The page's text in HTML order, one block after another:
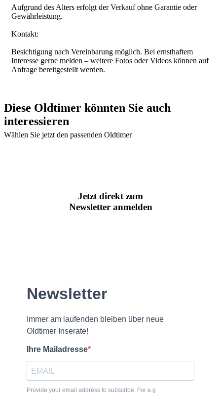
Aufgrund des Alters erfolgt der Verkauf ohne Garantie oder
Gewährleistung.
Kontakt:
Besichtigung nach Vereinbarung möglich. Bei ernsthaftem
Interesse gerne melden – weitere Fotos oder Videos können auf
Anfrage bereitgestellt werden.
Diese Oldtimer könnten Sie auch
interessieren
Wählen Sie jetzt den passenden Oldtimer
Jetzt direkt zum
Newsletter anmelden